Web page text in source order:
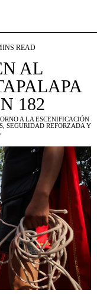
READ
AL
182
A LA ESCENIFICACIÓN
SEGURIDAD REFORZADA Y